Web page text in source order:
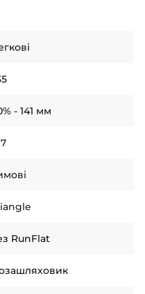
- 141 мм
RunFlat